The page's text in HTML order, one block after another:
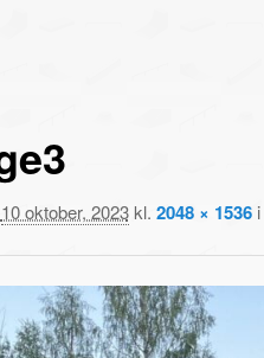
10 oktober, 2023kl. 2048 × 1536i